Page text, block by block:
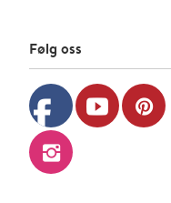
Følg oss
facebook youtube pinterest
instagram